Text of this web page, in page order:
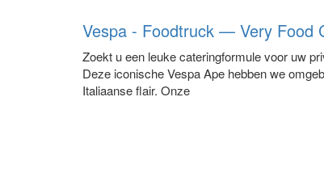
Vespa - Foodtruck — Very Food
Zoekt u een leuke cateringformule voor uw
Deze iconische Vespa Ape hebben we
Italiaanse flair. Onze